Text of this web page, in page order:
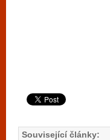
Související články: